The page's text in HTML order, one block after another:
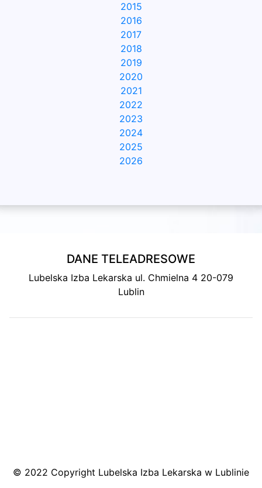
2015
2016
2017
2018
2019
2020
2021
2022
2023
2024
2025
2026
DANE TELEADRESOWE
Lubelska Izba Lekarska ul. Chmielna 4 20-079
Lublin
© 2022 Copyright Lubelska Izba Lekarska w Lublinie